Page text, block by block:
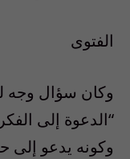
الفتوى
وكان سؤال وجه
“الدعوة إلى
وكونه يدعو إلى